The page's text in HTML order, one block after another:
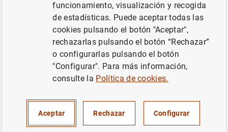
Reclamaciones 2003
Compendio de criterios de buenas prácticas
bancarias.
funcionamiento, visualización y recogida
de estadísticas. Puede aceptar todas las
cookies pulsando el botón "Aceptar",
rechazarlas pulsando el botón “Rechazar”
o configurarlas pulsando el botón
"Configurar". Para más información,
consulte la Política de cookies.
Aceptar Rechazar Configurar